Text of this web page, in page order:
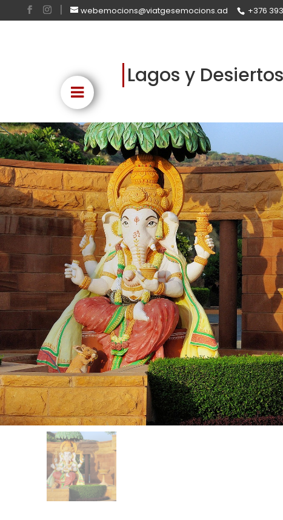
webemocions@viatgesemocions.ad +376
Lagos y